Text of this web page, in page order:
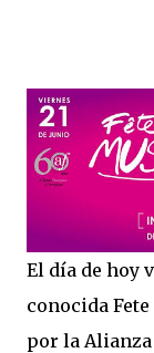
El día de hoy
conocida
por la